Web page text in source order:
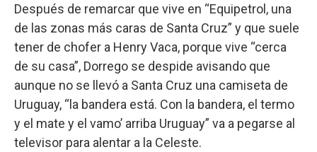
Después de remarcar que vive en “Equipetrol, una
de las zonas más caras de Santa Cruz” y que suele
tener de chofer a Henry Vaca, porque vive “cerca
de su casa”, Dorrego se despide avisando que
aunque no se llevó a Santa Cruz una camiseta de
Uruguay, “la bandera está. Con la bandera, el termo
y el mate y el vamo’ arriba Uruguay” va a pegarse al
televisor para alentar a la Celeste.